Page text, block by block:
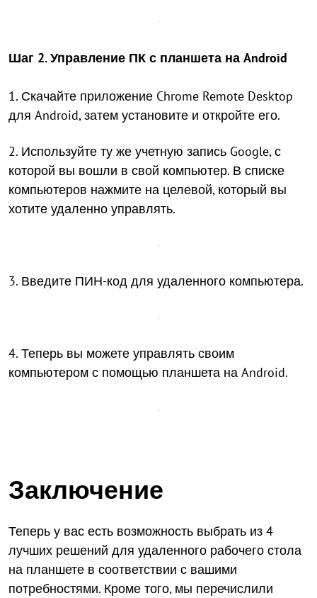
Шаг 2. Управление ПК с планшета на Android
1. Скачайте приложение Chrome Remote Desktop
для Android, затем установите и откройте его.
2. Используйте ту же учетную запись Google, с
которой вы вошли в свой компьютер. В списке
компьютеров нажмите на целевой, который вы
хотите удаленно управлять.
3. Введите ПИН-код для удаленного компьютера.
4. Теперь вы можете управлять своим
компьютером с помощью планшета на Android.
Заключение
Теперь у вас есть возможность выбрать из 4
лучших решений для удаленного рабочего стола
на планшете в соответствии с вашими
потребностями. Кроме того, мы перечислили